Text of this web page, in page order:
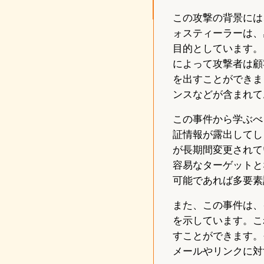
この攻撃の背景に
ォスティーラーは
目的としています
によって攻撃者は
を出すことができ
ンスなどが含まれ
この事件から学ぶ
証情報が露出して
が長期間変更され
容易なターゲット
可能であれば多要
また、この事件は
を示しています。
すことができます
メールやリンクに